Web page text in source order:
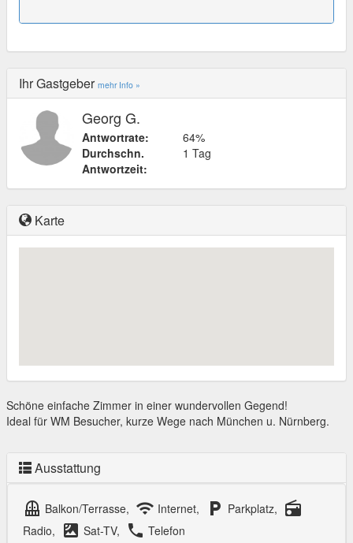
Ihr Gastgeber mehr Info »
Georg G.
Antwortrate:
64%
Durchschn.
Antwortzeit:
1 Tag
Karte
Schöne einfache Zimmer in einer wundervollen Gegend!
Ideal für WM Besucher, kurze Wege nach München u. Nürnberg.
Ausstattung
balcony Balkon/Terrasse, wifi Internet, local_parking Parkplatz, radio
Radio, satellite Sat-TV, local_phone Telefon